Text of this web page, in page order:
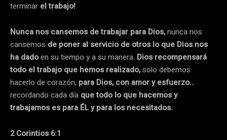
terminar el trabajo!
Nunca nos cansemos de trabajar para Dios,nunca nos
cansemos de poner al servicio de otros lo que Dios nos
ha dadoen su tiempo y a su manera. Dios recompensará
todo el trabajo que hemos realizado,solo debemos
hacerlo de corazón, para Dios, con amor y esfuerzo...
recordando cada día que todo lo que hacemos y
trabajamos es para ÉL y para los necesitados.
2 Corintios 6:1